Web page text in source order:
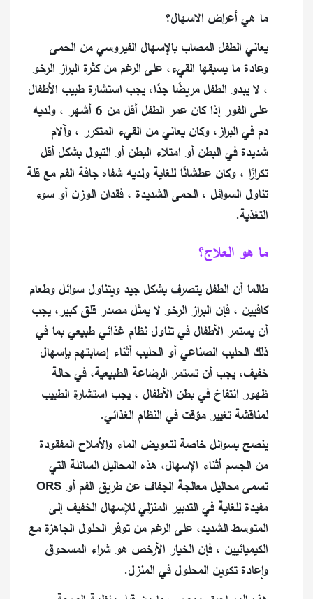
ما هي أعراض الاسهال؟
يعاني الطفل المصاب بالإسهال الفيروسي من الحمى
وعادة ما يسبقها القيء، على الرغم من كثرة البراز الرخو
، لا يبدو الطفل مريضًا جدًا، يجب استشارة طبيب الأطفال
على الفور إذا كان عمر الطفل أقل من 6 أشهر ، ولديه
دم في البراز، وكان يعاني من القيء المتكرر ، وآلام
شديدة في البطن أو امتلاء البطن أو التبول بشكل أقل
تكرارًا ، وكان عطشانًا للغاية ولديه شفاه جافة الفم مع قلة
تناول السوائل ، الحمى الشديدة ، فقدان الوزن أو سوء
التغذية.
ما هو العلاج؟
طالما أن الطفل يتصرف بشكل جيد ويتناول سوائل وطعام
كافيين ، فإن البراز الرخو لا يمثل مصدر قلق كبير، يجب
أن يستمر الأطفال في تناول نظام غذائي طبيعي بما في
ذلك الحليب الصناعي أو الحليب أثناء إصابتهم بإسهال
خفيف، يجب أن تستمر الرضاعة الطبيعية، في حالة
ظهور انتفاخ في بطن الأطفال ، يجب استشارة الطبيب
لمناقشة تغيير مؤقت في النظام الغذائي.
ينصح بسوائل خاصة لتعويض الماء والأملاح المفقودة
من الجسم أثناء الإسهال، هذه المحاليل السائلة التي
تسمى محاليل معالجة الجفاف عن طريق الفم أو ORS
مفيدة للغاية في التدبير المنزلي للإسهال الخفيف إلى
المتوسط ​​الشديد، على الرغم من توفر الحلول الجاهزة مع
الكيميائيين ، فإن الخيار الأرخص هو شراء المسحوق
وإعادة تكوين المحلول في المنزل.